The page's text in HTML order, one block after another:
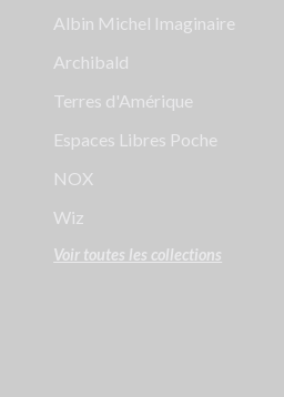
Albin Michel Imaginaire
Archibald
Terres d'Amérique
Espaces Libres Poche
NOX
Wiz
Voir toutes les collections